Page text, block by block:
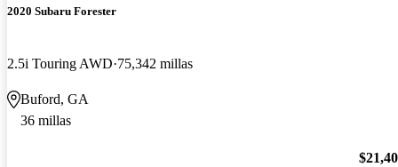
2020 Subaru Forester
2.5i Touring AWD 75,342 millas
Buford, GA
36 millas